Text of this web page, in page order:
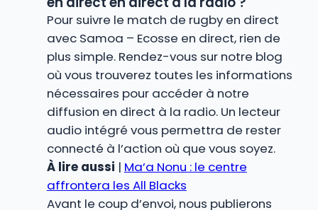
Pour suivre le match de rugby en direct
avec Samoa – Ecosse en direct, rien de
plus simple. Rendez-vous sur notre blog
où vous trouverez toutes les informations
nécessaires pour accéder à notre
diffusion en direct à la radio. Un lecteur
audio intégré vous permettra de rester
connecté à l’action où que vous soyez.
À lire aussi | Ma’a Nonu : le centre
affrontera les All Blacks
Avant le coup d’envoi, nous publierons